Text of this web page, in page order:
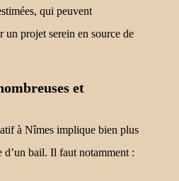
qui peuvent
un projet serein en source de
et
à Nîmes implique bien plus
d’un bail. Il faut notamment :